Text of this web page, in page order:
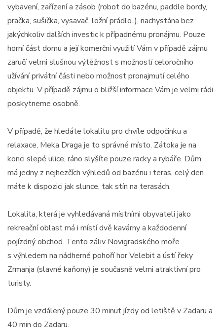
vybavení, zařízení a zásob (robot do bazénu, paddle bordy,
pračka, sušička, vysavač, ložní prádlo..), nachystána bez
jakýchkoliv dalších investic k případnému pronájmu. Pouze
horní část domu a její komerční využití Vám v případě zájmu
zaručí velmi slušnou výtěžnost s možností celoročního
užívání privátní části nebo možnost pronajmutí celého
objektu. V případě zájmu o bližší informace Vám je velmi rádi
poskytneme osobně.
V případě, že hledáte lokalitu pro chvíle odpočinku a
relaxace, Meka Draga je to správné místo. Zátoka je na
konci slepé ulice, ráno slyšíte pouze racky a rybáře. Dům
má jedny z nejhezčích výhledů od bazénu i teras, celý den
máte k dispozici jak slunce, tak stín na terasách.
Lokalita, která je vyhledávaná místními obyvateli jako
rekreační oblast má i místí dvě kavárny a každodenní
pojízdný obchod. Tento záliv Novigradského moře
s výhledem na nádherné pohoří hor Velebit a ústí řeky
Zrmanja (slavné kaňony) je současně velmi atraktivní pro
turisty.
Dům je vzdálený pouze 30 minut jízdy od letiště v Zadaru a
40 min do Zadaru.